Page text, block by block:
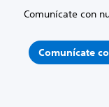
Comunícate con
Comunícate